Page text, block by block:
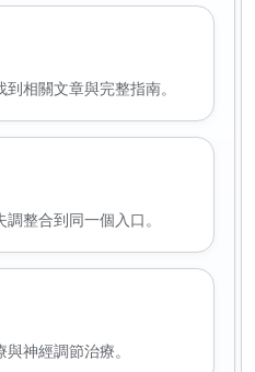
相關文章與完整指南。
整合到同一個入口。
神經調節治療。